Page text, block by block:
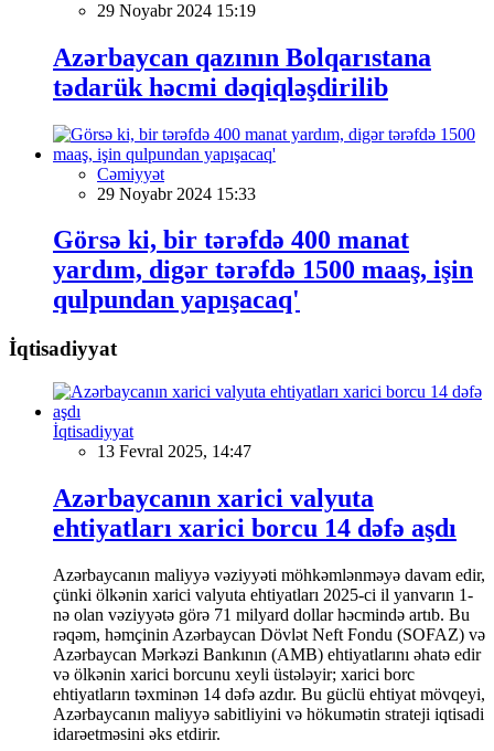
29 Noyabr 2024 15:19
Azərbaycan qazının Bolqarıstana
tədarük həcmi dəqiqləşdirilib
Cəmiyyət
29 Noyabr 2024 15:33
Görsə ki, bir tərəfdə 400 manat
yardım, digər tərəfdə 1500 maaş, işin
qulpundan yapışacaq'
İqtisadiyyat
İqtisadiyyat
13 Fevral 2025, 14:47
Azərbaycanın xarici valyuta
ehtiyatları xarici borcu 14 dəfə aşdı
Azərbaycanın maliyyə vəziyyəti möhkəmlənməyə davam edir,
çünki ölkənin xarici valyuta ehtiyatları 2025-ci il yanvarın 1-
nə olan vəziyyətə görə 71 milyard dollar həcmində artıb. Bu
rəqəm, həmçinin Azərbaycan Dövlət Neft Fondu (SOFAZ) və
Azərbaycan Mərkəzi Bankının (AMB) ehtiyatlarını əhatə edir
və ölkənin xarici borcunu xeyli üstələyir; xarici borc
ehtiyatların təxminən 14 dəfə azdır. Bu güclü ehtiyat mövqeyi,
Azərbaycanın maliyyə sabitliyini və hökumətin strateji iqtisadi
idarəetməsini əks etdirir.